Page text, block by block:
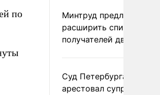
по
Минтруд предложил
расширить список
получателей двух
Суд Петербурга заочно
арестовал супругу